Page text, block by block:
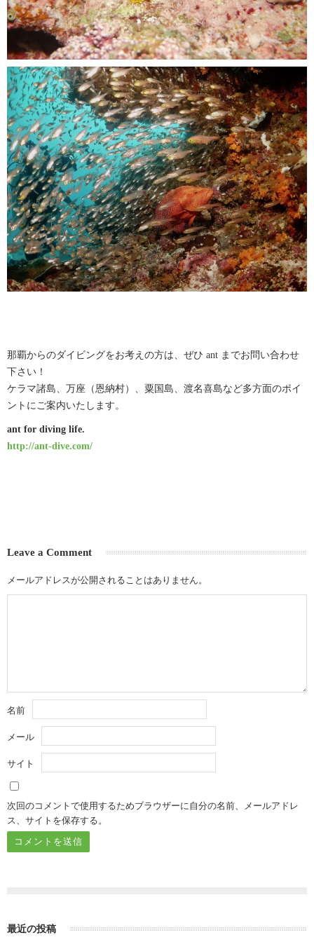
那覇からのダイビングをお考えの方は、ぜひ ant までお問い合わせ
下さい！
ケラマ諸島、万座（恩納村）、粟国島、渡名喜島など多方面のポイ
ントにご案内いたします。
ant for diving life.
http://ant-dive.com/
Leave a Comment
メールアドレスが公開されることはありません。
名前
メール
サイト
次回のコメントで使用するためブラウザーに自分の名前、メールアドレ
ス、サイトを保存する。
最近の投稿